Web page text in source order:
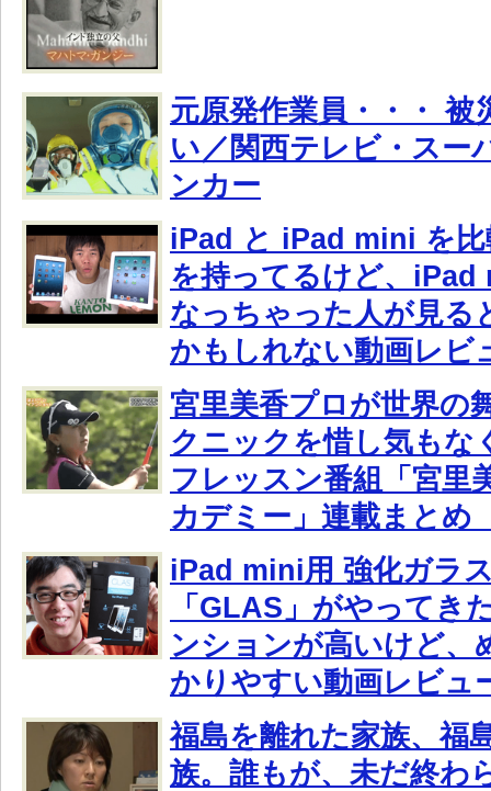
元原発作業員・・・ 被
い／関西テレビ・スー
ンカー
iPad と iPad mini を
を持ってるけど、
なっちゃった人が見る
かもしれない動画レビ
宮里美香プロが世界の
クニックを惜し気もな
フレッスン番組「宮里
カデミー」連載まとめ
iPad mini用 強化ガラ
「GLAS」がやってき
ンションが高いけど、
かりやすい動画レビュ
福島を離れた家族、福
族。誰もが、未だ終わ